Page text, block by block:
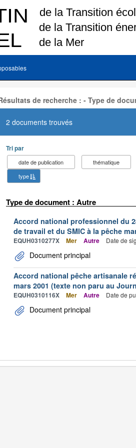
de recherche : - Type de
2 documents trouvés
Tri par
date de publication thématique
type
Type de document : Autre
Accord national professionnel du
de travail et du SMIC à la pêche
EQUH0310277X Mer Autre Date de
Document principal
Accord national pêche artisanale
mars 2001 (texte non paru au
EQUH0310116X Mer Autre Date de
Document principal